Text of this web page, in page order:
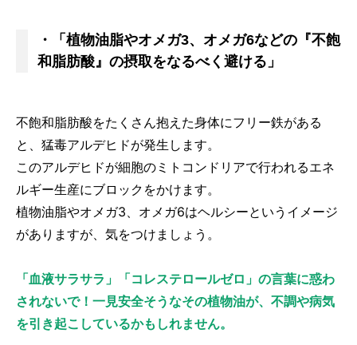
・「植物油脂やオメガ3、オメガ6などの『不飽
和脂肪酸』の摂取をなるべく避ける」
不飽和脂肪酸をたくさん抱えた身体にフリー鉄がある
と、猛毒アルデヒドが発生します。
このアルデヒドが細胞のミトコンドリアで行われるエネ
ルギー生産にブロックをかけます。
植物油脂やオメガ3、オメガ6はヘルシーというイメージ
がありますが、気をつけましょう。
「血液サラサラ」「コレステロールゼロ」の言葉に惑わ
されないで！一見安全そうなその植物油が、不調や病気
を引き起こしているかもしれません。